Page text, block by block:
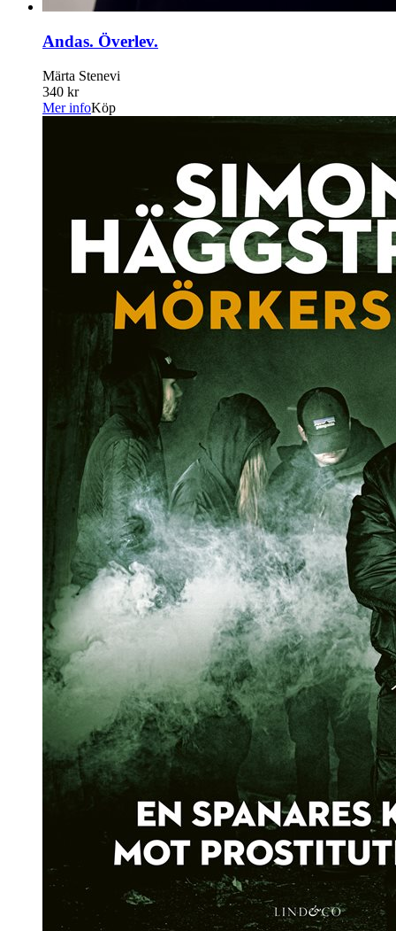
Andas. Överlev.
Märta Stenevi
340 kr
Mer infoKöp